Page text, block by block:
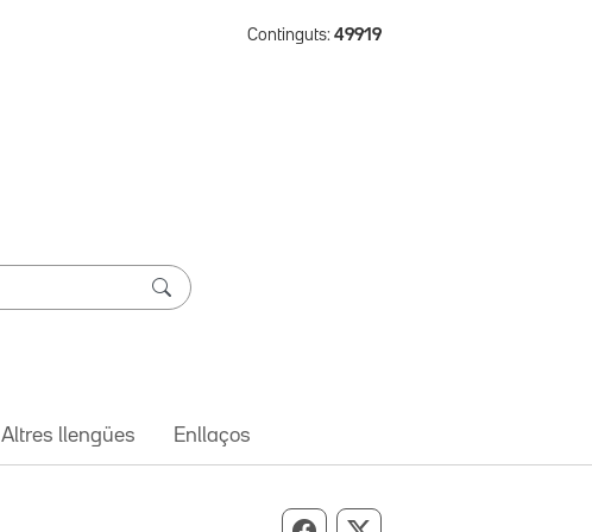
Continguts: 49919
Altres llengües Enllaços